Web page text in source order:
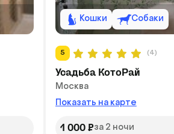
Кошки Собаки
5 (4)
Усадьба КотоРай
Москва
Показать на карте
1 000 ₽за 2 ночи